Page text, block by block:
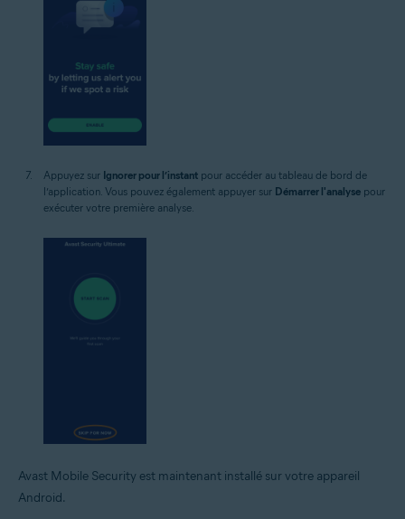
Appuyez sur Ignorer pour l’instant pour accéder au tableau de bord de
l’application. Vous pouvez également appuyer sur Démarrer l'analyse pour
exécuter votre première analyse.
Avast Mobile Security est maintenant installé sur votre appareil
Android.